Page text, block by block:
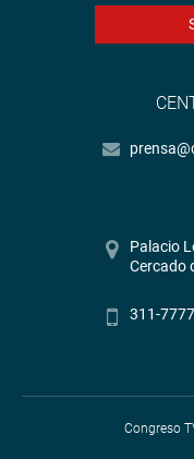
Palacio
Cercado
311-
Congreso